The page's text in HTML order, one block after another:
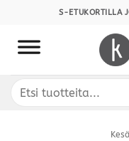
content
S-ETUKORTILLA
Etsi: